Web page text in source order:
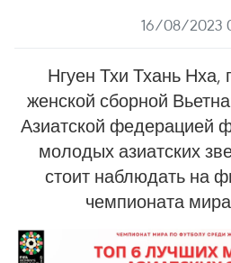
16/08/2023
Нгуен Тхи Тхань Нха,
женской сборной
Азиатской федерацией
молодых азиатских
стоит наблюдать на
чемпионата